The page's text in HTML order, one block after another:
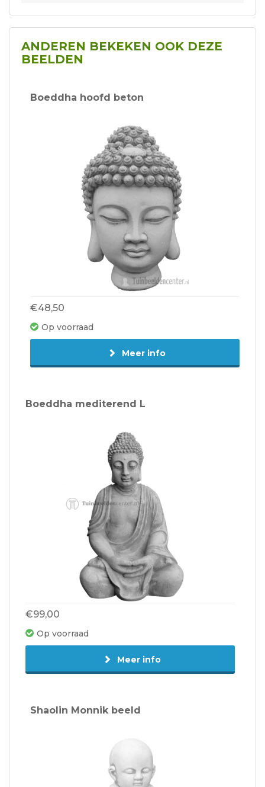
ANDEREN BEKEKEN OOK DEZE
BEELDEN
Boeddha hoofd beton
€48,50
Op voorraad
Meer info
Boeddha mediterend L
€99,00
Op voorraad
Meer info
Shaolin Monnik beeld